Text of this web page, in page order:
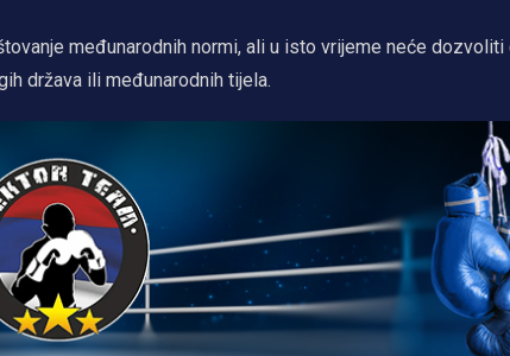
međunarodnih normi, ali u isto vrijeme neće
država ili međunarodnih tijela.